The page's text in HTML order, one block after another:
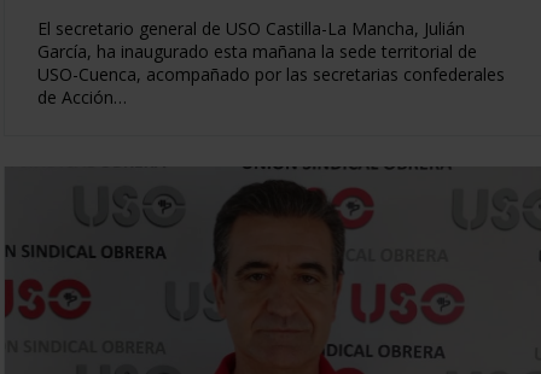
El secretario general de USO Castilla-La Mancha, Julián
García, ha inaugurado esta mañana la sede territorial de
USO-Cuenca, acompañado por las secretarias confederales
de Acción…